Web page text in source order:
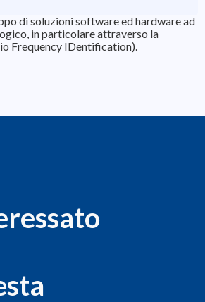
di soluzioni software ed hardware ad
in particolare attraverso la
Frequency IDentification).